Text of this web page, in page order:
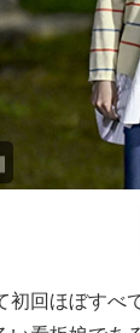
初回ほぼすべ